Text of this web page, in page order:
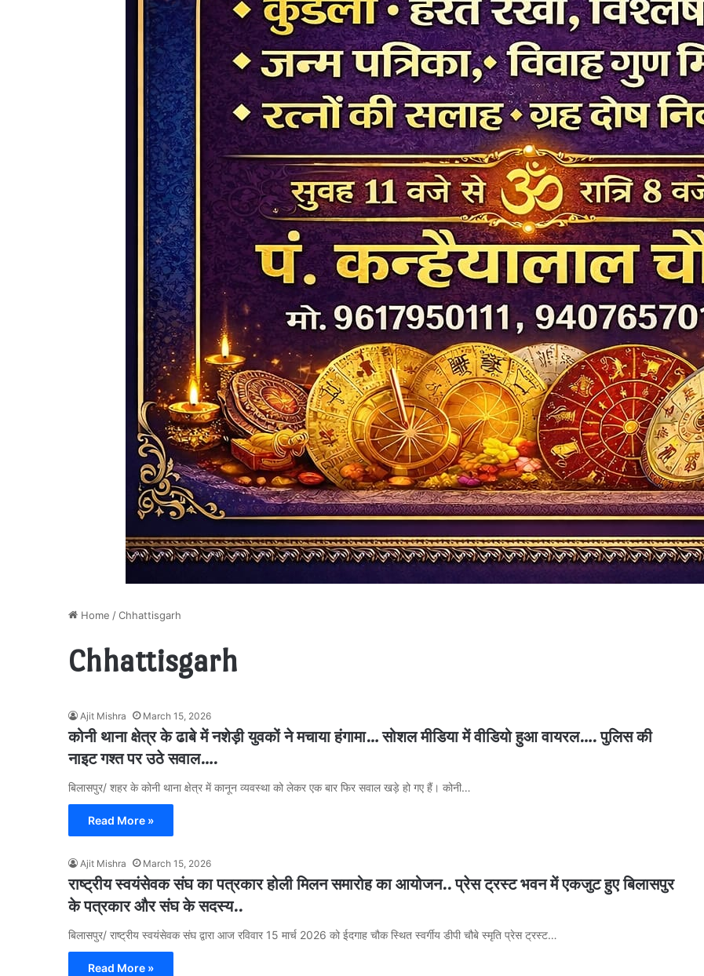
Home /Chhattisgarh
Chhattisgarh
Ajit Mishra March 15, 2026
कोनी थाना क्षेत्र के ढाबे में नशेड़ी युवकों ने मचाया हंगामा… सोशल मीडिया में वीडियो हुआ वायरल…. पुलिस की
नाइट गश्त पर उठे सवाल….
बिलासपुर/ शहर के कोनी थाना क्षेत्र में कानून व्यवस्था को लेकर एक बार फिर सवाल खड़े हो गए हैं। कोनी…
Read More »
Ajit Mishra March 15, 2026
राष्ट्रीय स्वयंसेवक संघ का पत्रकार होली मिलन समारोह का आयोजन.. प्रेस ट्रस्ट भवन में एकजुट हुए बिलासपुर
के पत्रकार और संघ के सदस्य..
बिलासपुर/ राष्ट्रीय स्वयंसेवक संघ द्वारा आज रविवार 15 मार्च 2026 को ईदगाह चौक स्थित स्वर्गीय डीपी चौबे स्मृति प्रेस ट्रस्ट…
Read More »